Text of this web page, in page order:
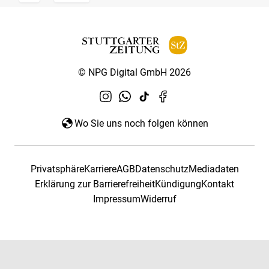
© NPG Digital GmbH 2026
Wo Sie uns noch folgen können
PrivatsphäreKarriereAGBDatenschutzMediadaten
Erklärung zur BarrierefreiheitKündigungKontakt
ImpressumWiderruf